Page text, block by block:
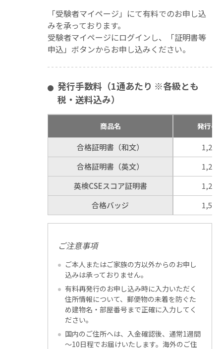
「受験者マイページ」にて有料でのお申し込
みを承っております。
受験者マイページにログインし、「証明書等
申込」ボタンからお申し込みください。
発行手数料（1通あたり ※各級とも
税・送料込み）
商品名 発行手
合格証明書（和文）
1,200
合格証明書（英文）
1,200
英検CSEスコア証明書
1,200
合格バッジ
1,500
ご注意事項
ご本人またはご家族の方以外からのお申し
込みは承っておりません。
有料再発行のお申し込み時に入力いただく
住所情報について、郵便物の未着を防ぐた
め建物名・部屋番号まで正確に入力してく
ださい。
国内のご住所へは、入金確認後、通常1週間
～10日程でお届けいたします。海外のご住